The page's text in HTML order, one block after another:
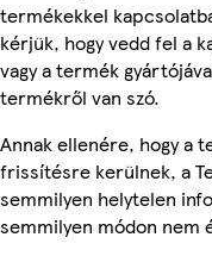
termékekkel
kérjük, hogy vedd fel a
vagy a termék
termékről van szó.
Annak ellenére, hogy a
frissítésre kerülnek, a
semmilyen helytelen
semmilyen módon nem